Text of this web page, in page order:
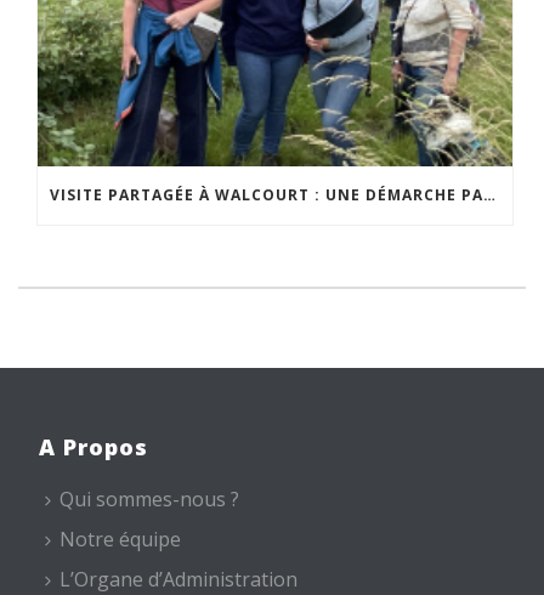
VISITE PARTAGÉE À WALCOURT : UNE DÉMARCHE PARTICIPATIVE ANIMÉE PAR ESPACE ENVIRONNEMENT
A Propos
Qui sommes-nous ?
Notre équipe
L’Organe d’Administration